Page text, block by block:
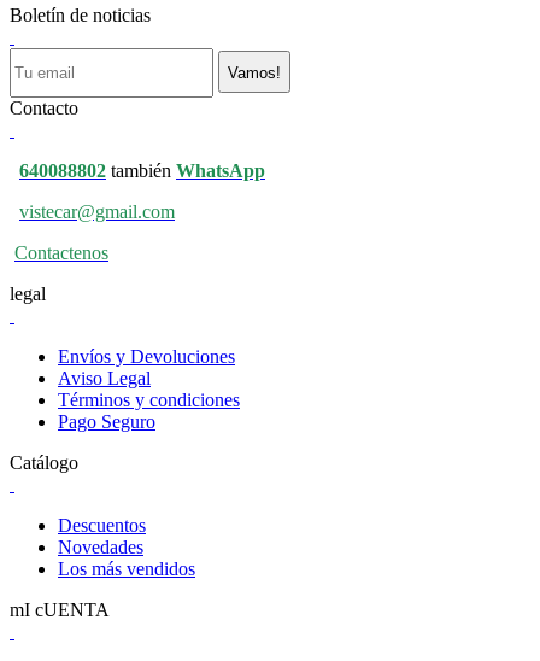
Boletín de noticias
Vamos!
Contacto
640088802 también WhatsApp
vistecar@gmail.com
Contactenos
legal
Envíos y Devoluciones
Aviso Legal
Términos y condiciones
Pago Seguro
Catálogo
Descuentos
Novedades
Los más vendidos
mI cUENTA